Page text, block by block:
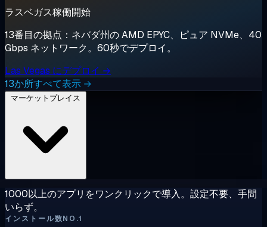
ラスベガス稼働開始
13番目の拠点：ネバダ州の AMD EPYC、ピュア NVMe、40
Gbps ネットワーク。60秒でデプロイ。
Las Vegas にデプロイ →
13か所すべて表示 →
1000以上のアプリをワンクリックで導入。設定不要、手間
いらず。
インストール数NO.1